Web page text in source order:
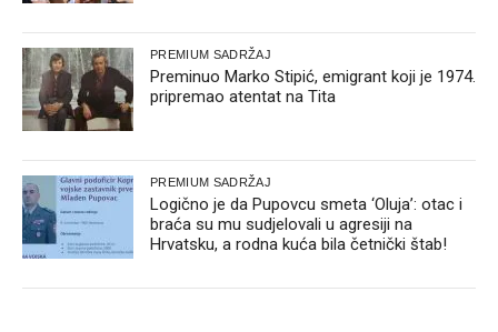
PREMIUM SADRŽAJ
Preminuo Marko Stipić, emigrant koji je 1974.
pripremao atentat na Tita
PREMIUM SADRŽAJ
Logično je da Pupovcu smeta ‘Oluja’: otac i
braća su mu sudjelovali u agresiji na
Hrvatsku, a rodna kuća bila četnički štab!